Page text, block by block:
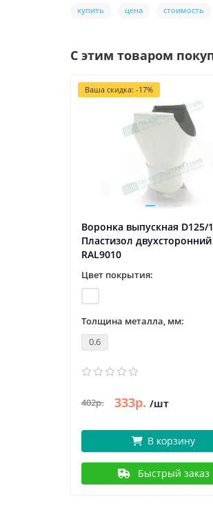
купить цена стоимость
С этим товаром
Ваша скидка: -17%
Воронка выпускная D125/
Пластизол двухсторонний
RAL9010
Цвет покрытия:
Толщина металла, мм:
0.6
402р. 333р. /шт
В корзину
Быстрый заказ